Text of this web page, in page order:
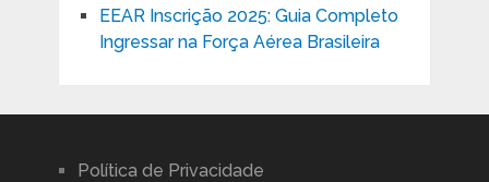
EEAR Inscrição 2025: Guia Completo
Ingressar na Força Aérea Brasileira
Política de Privacidade